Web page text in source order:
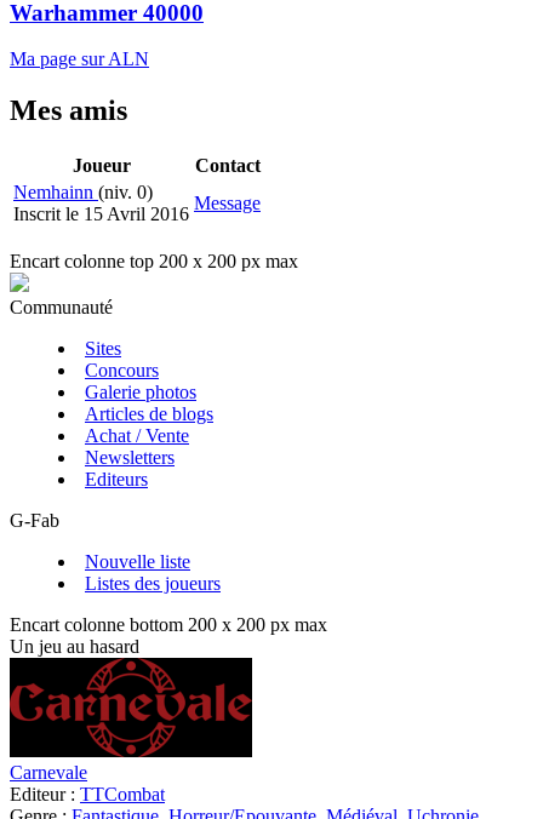
Warhammer 40000
Ma page sur ALN
Mes amis
Joueur
Contact
Nemhainn (niv. 0)
Inscrit le 15 Avril 2016
Message
Encart colonne top 200 x 200 px max
Communauté
Sites
Concours
Galerie photos
Articles de blogs
Achat / Vente
Newsletters
Editeurs
G-Fab
Nouvelle liste
Listes des joueurs
Encart colonne bottom 200 x 200 px max
Un jeu au hasard
Carnevale
Editeur : TTCombat